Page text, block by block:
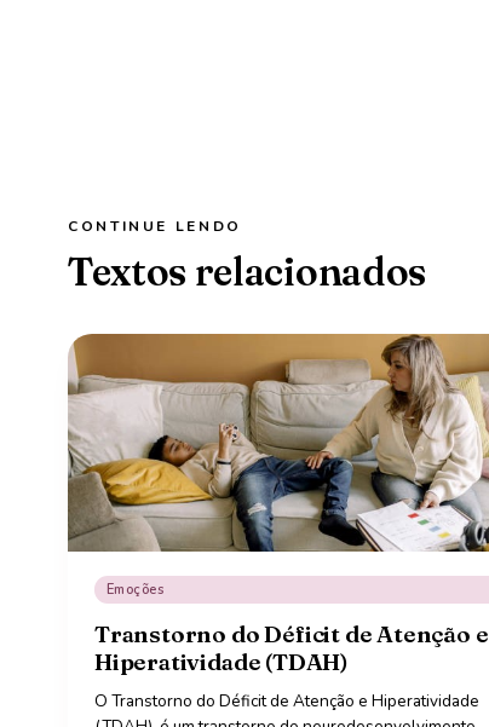
CONTINUE LENDO
Textos relacionados
Emoções
Transtorno do Déficit de Atenção e
Hiperatividade (TDAH)
O Transtorno do Déficit de Atenção e Hiperatividade